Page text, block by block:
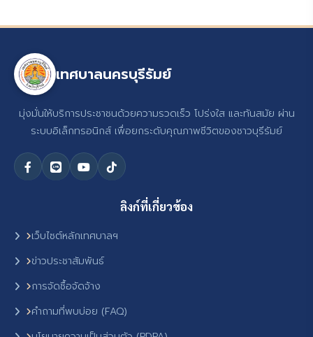
เทศบาลนครบุรีรัมย์
มุ่งมั่นให้บริการประชาชนด้วยความรวดเร็ว โปร่งใส และทันสมัย ผ่าน
ระบบอิเล็กทรอนิกส์ เพื่อยกระดับคุณภาพชีวิตของชาวบุรีรัมย์
ลิงก์ที่เกี่ยวข้อง
เว็บไซต์หลักเทศบาลฯ
ข่าวประชาสัมพันธ์
การจัดซื้อจัดจ้าง
คำถามที่พบบ่อย (FAQ)